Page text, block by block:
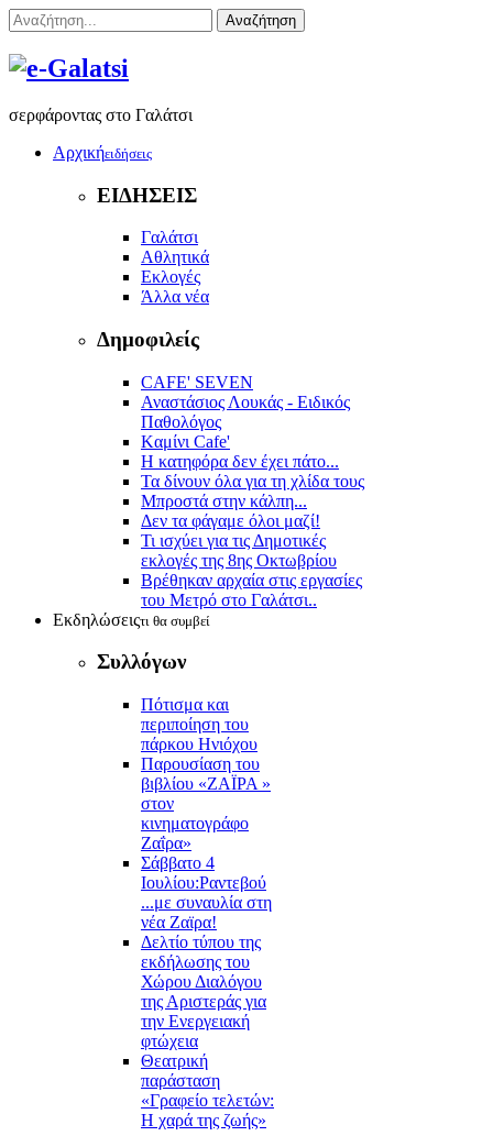
Αναζήτηση
σερφάροντας στο Γαλάτσι
Αρχικήειδήσεις
ΕΙΔΗΣΕΙΣ
Γαλάτσι
Αθλητικά
Εκλογές
Άλλα νέα
Δημοφιλείς
CAFE' SEVEN
Αναστάσιος Λουκάς - Ειδικός
Παθολόγος
Kαμίνι Cafe'
Η κατηφόρα δεν έχει πάτο...
Τα δίνουν όλα για τη χλίδα τους
Μπροστά στην κάλπη...
Δεν τα φάγαμε όλοι μαζί!
Τι ισχύει για τις Δημοτικές
εκλογές της 8ης Οκτωβρίου
Βρέθηκαν αρχαία στις εργασίες
του Μετρό στο Γαλάτσι..
Εκδηλώσειςτι θα συμβεί
Συλλόγων
Πότισμα και
περιποίηση του
πάρκου Ηνιόχου
Παρουσίαση του
βιβλίου «ΖΑΪΡΑ »
στον
κινηματογράφο
Ζαΐρα»
Σάββατο 4
Ιουλίου:Ραντεβού
...με συναυλία στη
νέα Ζαϊρα!
Δελτίο τύπου της
εκδήλωσης του
Χώρου Διαλόγου
της Αριστεράς για
την Ενεργειακή
φτώχεια
Θεατρική
παράσταση
«Γραφείο τελετών:
Η χαρά της ζωής»